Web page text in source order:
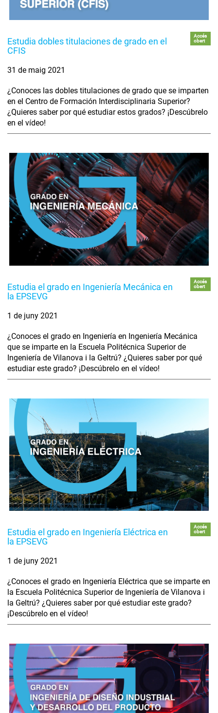
Estudia dobles titulaciones de grado en el
CFIS
Accés
obert
31 de maig 2021
¿Conoces las dobles titulaciones de grado que se imparten
en el Centro de Formación Interdisciplinaria Superior?
¿Quieres saber por qué estudiar estos grados? ¡Descúbrelo
en el vídeo!
Estudia el grado en Ingeniería Mecánica en
la EPSEVG
Accés
obert
1 de juny 2021
¿Conoces el grado en Ingeniería en Ingeniería Mecánica
que se imparte en la Escuela Politécnica Superior de
Ingeniería de Vilanova i la Geltrú? ¿Quieres saber por qué
estudiar este grado? ¡Descúbrelo en el vídeo!
Estudia el grado en Ingeniería Eléctrica en
la EPSEVG
Accés
obert
1 de juny 2021
¿Conoces el grado en Ingeniería Eléctrica que se imparte en
la Escuela Politécnica Superior de Ingeniería de Vilanova i
la Geltrú? ¿Quieres saber por qué estudiar este grado?
¡Descúbrelo en el vídeo!